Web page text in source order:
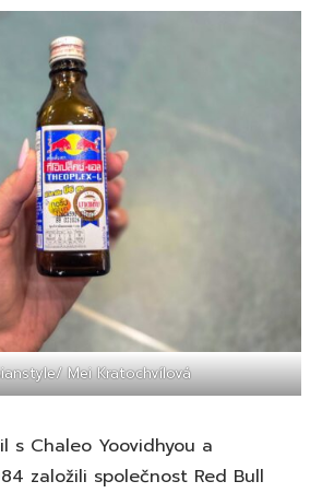
Mei Kratochvílová
s Chaleo Yoovidhyou a
založili společnost Red Bull